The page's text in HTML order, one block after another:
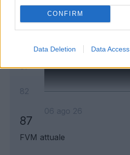
CONFIRM
Data Deletion Data Access
FVM attuale
87
87
FVM attuale